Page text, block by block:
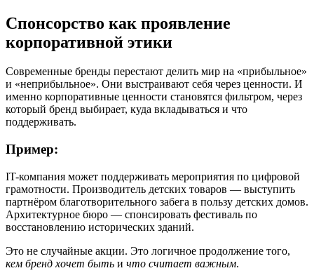
Спонсорство как проявление
корпоративной этики
Современные бренды перестают делить мир на «прибыльное»
и «неприбыльное». Они выстраивают себя через ценности. И
именно корпоративные ценности становятся фильтром, через
который бренд выбирает, куда вкладываться и что
поддерживать.
Пример:
IT-компания может поддерживать мероприятия по цифровой
грамотности. Производитель детских товаров — выступить
партнёром благотворительного забега в пользу детских домов.
Архитектурное бюро — спонсировать фестиваль по
восстановлению исторических зданий.
Это не случайные акции. Это логичное продолжение того,
кем бренд хочет быть и что считает важным.